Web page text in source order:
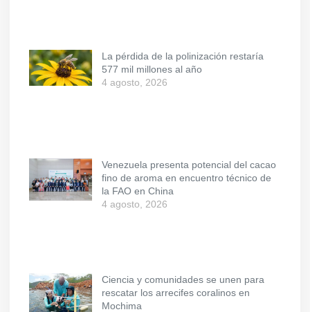
La pérdida de la polinización restaría
577 mil millones al año
4 agosto, 2026
Venezuela presenta potencial del cacao
fino de aroma en encuentro técnico de
la FAO en China
4 agosto, 2026
Ciencia y comunidades se unen para
rescatar los arrecifes coralinos en
Mochima